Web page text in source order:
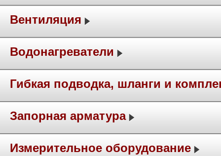
Вентиляция
Водонагреватели
Гибкая подводка, шланги и
Запорная арматура
Измерительное оборудование